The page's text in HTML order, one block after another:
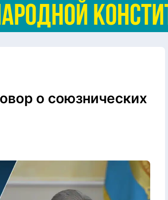
Новости
Социум
Спорт
Этический
о союзнических